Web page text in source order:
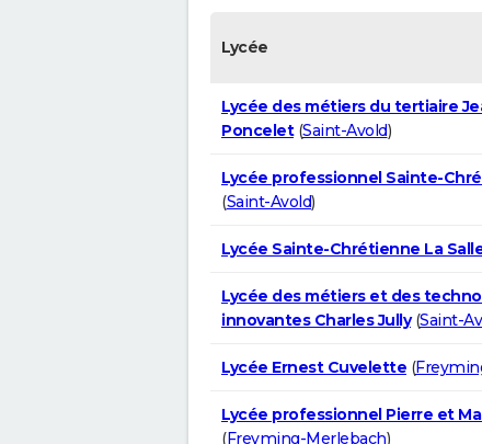
Lycée
Lycée des métiers du tertiaire
Poncelet(Saint-Avold)
Lycée professionnel Sainte-
(Saint-Avold)
Lycée Sainte-Chrétienne La
Lycée des métiers et des
innovantes Charles Jully(Saint-
Lycée Ernest Cuvelette (
Lycée professionnel Pierre et
(Freyming-Merlebach)